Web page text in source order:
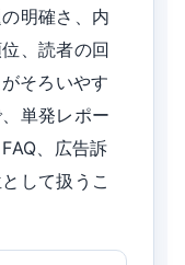
明確さ、内
、読者の回
そろいやす
単発レポー
、広告訴
して扱うこ